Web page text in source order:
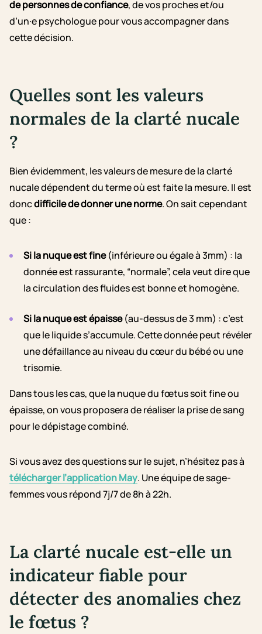
de personnes de confiance, de vos proches et/ou
d’un·e psychologue pour vous accompagner dans
cette décision.
Quelles sont les valeurs
normales de la clarté nucale
?
Bien évidemment, les valeurs de mesure de la clarté
nucale dépendent du terme où est faite la mesure. Il est
doncdifficile de donner une norme. On sait cependant
que :
Si la nuque est fine(inférieure ou égale à 3mm) : la
donnée est rassurante, “normale”, cela veut dire que
la circulation des fluides est bonne et homogène.
Si la nuque est épaisse(au-dessus de 3 mm) : c’est
que le liquide s’accumule. Cette donnée peut révéler
une défaillance au niveau du cœur du bébé ou une
trisomie.
Dans tous les cas, que la nuque du fœtus soit fine ou
épaisse, on vous proposera de réaliser la prise de sang
pour le dépistage combiné.
Si vous avez des questions sur le sujet, n’hésitez pas à
télécharger l’application May. Une équipe de sage-
femmes vous répond 7j/7 de 8h à 22h.
La clarté nucale est-elle un
indicateur fiable pour
détecter des anomalies chez
le fœtus ?